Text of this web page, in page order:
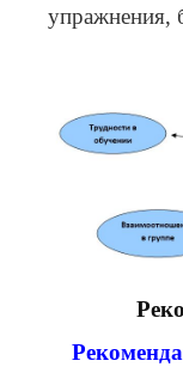
упражнения,